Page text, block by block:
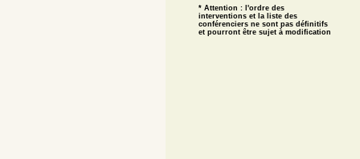
* Attention : l'ordre des
interventions et la liste des
conférenciers ne sont pas définitifs
et pourront être sujet à modification